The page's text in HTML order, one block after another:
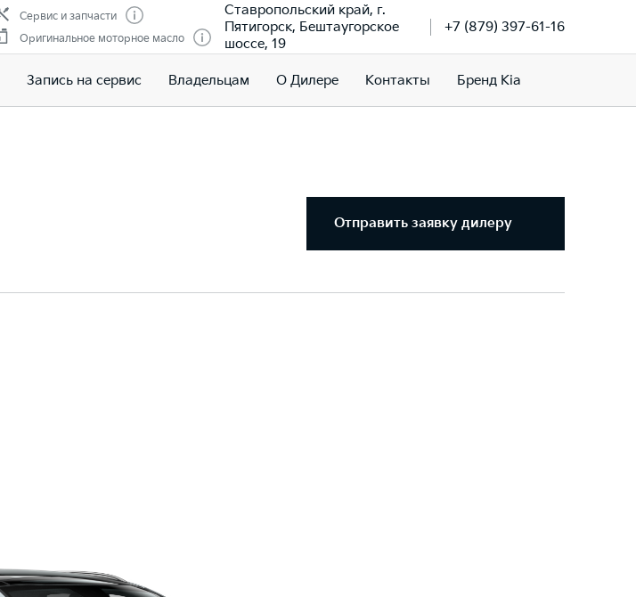
Сервис и запчасти
Оригинальное моторное масло
Ставропольский край, г.
Пятигорск, Бештаугорское
шоссе, 19
+7 (879) 397-61-16
Запись на сервис Владельцам О Дилере Контакты Бренд Kia
Отправить заявку дилеру